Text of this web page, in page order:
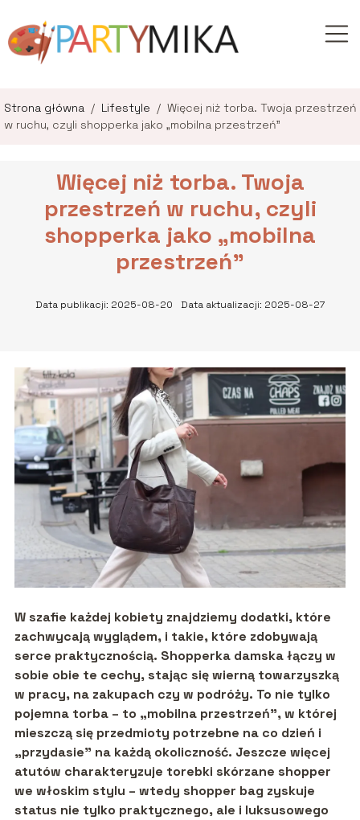
Strona główna / Lifestyle / Więcej niż torba. Twoja przestrzeń
w ruchu, czyli shopperka jako „mobilna przestrzeń”
Więcej niż torba. Twoja
przestrzeń w ruchu, czyli
shopperka jako „mobilna
przestrzeń”
Data publikacji: 2025-08-20 Data aktualizacji: 2025-08-27
W szafie każdej kobiety znajdziemy dodatki, które
zachwycają wyglądem, i takie, które zdobywają
serce praktycznością. Shopperka damska łączy w
sobie obie te cechy, stając się wierną towarzyszką
w pracy, na zakupach czy w podróży. To nie tylko
pojemna torba – to „mobilna przestrzeń”, w której
mieszczą się przedmioty potrzebne na co dzień i
„przydasie” na każdą okoliczność. Jeszcze więcej
atutów charakteryzuje torebki skórzane shopper
we włoskim stylu – wtedy shopper bag zyskuje
status nie tylko praktycznego, ale i luksusowego